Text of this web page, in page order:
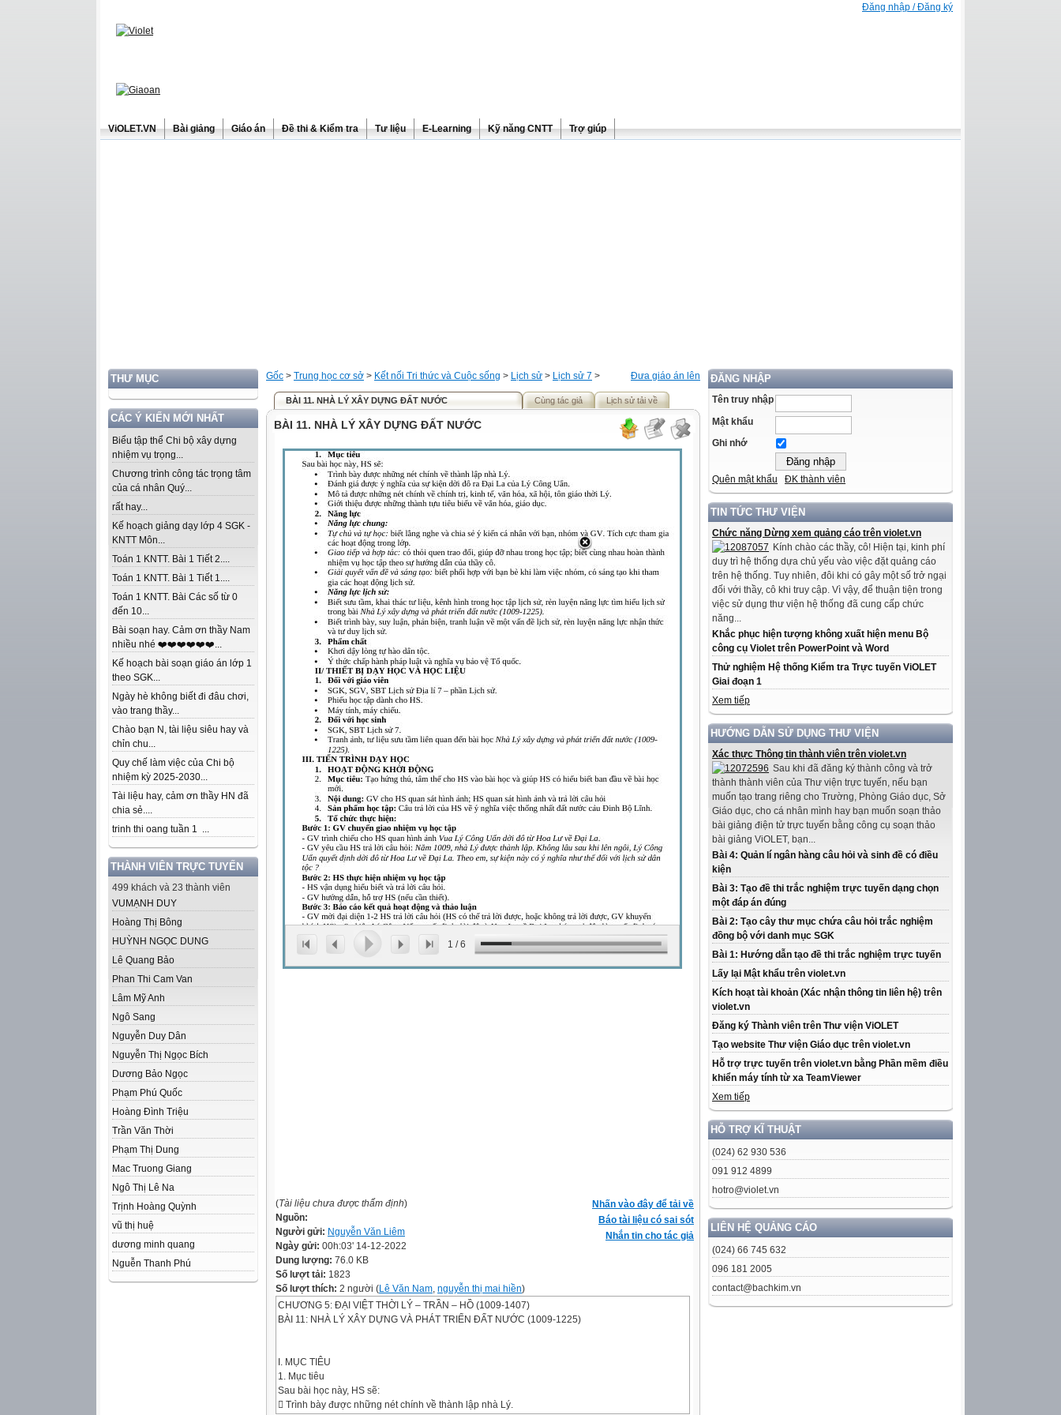
Đăng nhập / Đăng ký
ViOLET.VN Bài giảng Giáo án Đề thi & Kiểm tra Tư liệu E-Learning Kỹ năng CNTT Trợ giúp
THƯ MỤC
CÁC Ý KIẾN MỚI NHẤT
Biểu tập thể Chi bộ xây dựng
nhiệm vụ trọng...
Chương trình công tác trọng tâm
của cá nhân Quý...
rất hay...
Kế hoạch giảng dạy lớp 4 SGK -
KNTT Môn...
Toán 1 KNTT. Bài 1 Tiết 2....
Toán 1 KNTT. Bài 1 Tiết 1....
Toán 1 KNTT. Bài Các số từ 0
đến 10...
Bài soạn hay. Cảm ơn thầy Nam
nhiều nhé ❤️❤️❤️❤️❤️❤️...
Kế hoạch bài soạn giáo án lớp 1
theo SGK...
Ngày hè không biết đi đâu chơi,
vào trang thầy...
Chào bạn N, tài liệu siêu hay và
chỉn chu...
Quy chế làm việc của Chi bộ
nhiệm kỳ 2025-2030...
Tài liệu hay, cảm ơn thầy HN đã
chia sẻ....
trinh thi oang tuần 1 ...
THÀNH VIÊN TRỰC TUYẾN
499 khách và 23 thành viên
VUMẠNH DUY
Hoàng Thị Bông
HUỲNH NGỌC DUNG
Lê Quang Bảo
Phan Thi Cam Van
Lâm Mỹ Anh
Ngô Sang
Nguyễn Duy Dân
Nguyễn Thị Ngọc Bích
Dương Bảo Ngọc
Phạm Phú Quốc
Hoàng Đình Triệu
Trần Văn Thời
Phạm Thị Dung
Mac Truong Giang
Ngô Thị Lê Na
Trịnh Hoàng Quỳnh
vũ thị huệ
dương minh quang
Nguễn Thanh Phú
ĐĂNG NHẬP
Tên truy nhập
Mật khẩu
Ghi nhớ
Quên mật khẩu ĐK thành viên
TIN TỨC THƯ VIỆN
Chức năng Dừng xem quảng cáo trên violet.vn
Kính chào các thầy, cô! Hiện tại, kinh phí
duy trì hệ thống dựa chủ yếu vào việc đặt quảng cáo
trên hệ thống. Tuy nhiên, đôi khi có gây một số trở ngại
đối với thầy, cô khi truy cập. Vì vậy, để thuận tiện trong
việc sử dụng thư viện hệ thống đã cung cấp chức
năng...
Khắc phục hiện tượng không xuất hiện menu Bộ
công cụ Violet trên PowerPoint và Word
Thử nghiệm Hệ thống Kiểm tra Trực tuyến ViOLET
Giai đoạn 1
Xem tiếp
HƯỚNG DẪN SỬ DỤNG THƯ VIỆN
Xác thực Thông tin thành viên trên violet.vn
Sau khi đã đăng ký thành công và trở
thành thành viên của Thư viện trực tuyến, nếu bạn
muốn tạo trang riêng cho Trường, Phòng Giáo dục, Sở
Giáo dục, cho cá nhân mình hay bạn muốn soạn thảo
bài giảng điện tử trực tuyến bằng công cụ soạn thảo
bài giảng ViOLET, bạn...
Bài 4: Quản lí ngân hàng câu hỏi và sinh đề có điều
kiện
Bài 3: Tạo đề thi trắc nghiệm trực tuyến dạng chọn
một đáp án đúng
Bài 2: Tạo cây thư mục chứa câu hỏi trắc nghiệm
đồng bộ với danh mục SGK
Bài 1: Hướng dẫn tạo đề thi trắc nghiệm trực tuyến
Lấy lại Mật khẩu trên violet.vn
Kích hoạt tài khoản (Xác nhận thông tin liên hệ) trên
violet.vn
Đăng ký Thành viên trên Thư viện ViOLET
Tạo website Thư viện Giáo dục trên violet.vn
Hỗ trợ trực tuyến trên violet.vn bằng Phần mềm điều
khiển máy tính từ xa TeamViewer
Xem tiếp
HỖ TRỢ KĨ THUẬT
(024) 62 930 536
091 912 4899
hotro@violet.vn
LIÊN HỆ QUẢNG CÁO
(024) 66 745 632
096 181 2005
contact@bachkim.vn
Đưa giáo án lên
Gốc > Trung học cơ sở > Kết nối Tri thức và Cuộc sống > Lịch sử > Lịch sử 7 >
BÀI 11. NHÀ LÝ XÂY DỰNG ĐẤT NƯỚC Cùng tác giả Lịch sử tải về
BÀI 11. NHÀ LÝ XÂY DỰNG ĐẤT NƯỚC
1 /6
Nhấn vào đây để tải về
Báo tài liệu có sai sót
Nhắn tin cho tác giả
(Tài liệu chưa được thẩm định)
Nguồn:
Người gửi: Nguyễn Văn Liêm
Ngày gửi: 00h:03' 14-12-2022
Dung lượng: 76.0 KB
Số lượt tải: 1823
Số lượt thích: 2 người (Lê Văn Nam, nguyễn thị mai hiền)
CHƯƠNG 5: ĐẠI VIỆT THỜI LÝ – TRẦN – HỒ (1009-1407)
BÀI 11: NHÀ LÝ XÂY DỰNG VÀ PHÁT TRIỂN ĐẤT NƯỚC (1009-1225)
I. MỤC TIÊU
1. Mục tiêu
Sau bài học này, HS sẽ:
 Trình bày được những nét chính về thành lập nhà Lý.